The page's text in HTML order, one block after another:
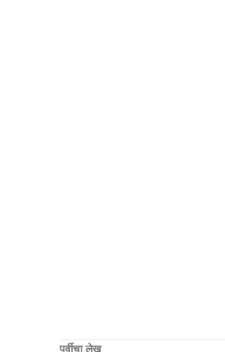
पूर्वीचा लेख